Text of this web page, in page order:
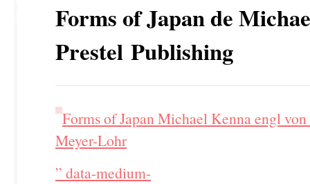
Forms of Japan de
Prestel Publishing
Forms of Japan Michael Kenna engl
Meyer-Lohr
” data-medium-